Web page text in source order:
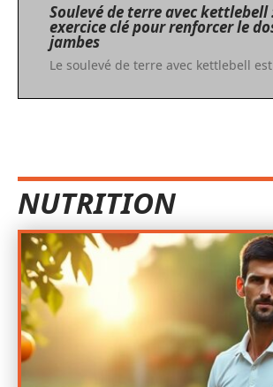
Soulevé de terre avec kettlebell
exercice clé pour renforcer le
jambes
Le soulevé de terre avec kettlebell
NUTRITION